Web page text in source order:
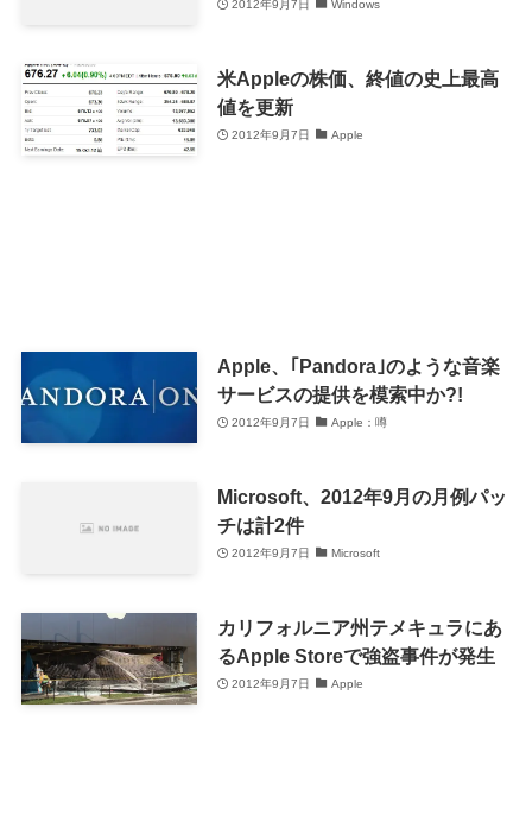
2012年9月7日 Windows
米Appleの株価、終値の史上最高
値を更新
2012年9月7日 Apple
Apple、｢Pandora｣のような音楽
サービスの提供を模索中か?!
2012年9月7日 Apple：噂
Microsoft、2012年9月の月例パッ
チは計2件
2012年9月7日 Microsoft
カリフォルニア州テメキュラにあ
るApple Storeで強盗事件が発生
2012年9月7日 Apple